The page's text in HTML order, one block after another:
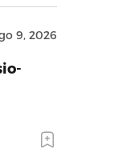
9, 2026